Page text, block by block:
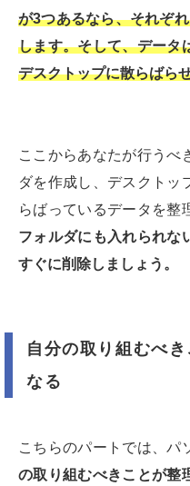
が3つあるなら、それぞ
します。そして、データ
デスクトップに散らばら
ここからあなたが行うべ
ダを作成し、デスクトッ
らばっているデータを整
フォルダにも入れられな
すぐに削除しましょう。
自分の取り組むべ
なる
こちらのパートでは、パ
の取り組むべきことが整